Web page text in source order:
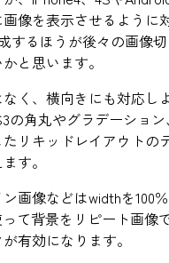
像を表示させるように
するほうが後々の画像
と思います。
く、横向きにも対応し
の角丸やグラデーショ
リキッドレイアウトの
す。
画像などはwidthを100
て背景をリピート画像
有効になります。